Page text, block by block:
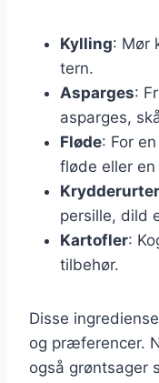
Kylling: Mør
tern.
Asparges:
asparges,
Fløde: For
fløde eller
Krydderurter
persille, dild
Kartofler:
tilbehør.
Disse
og præferencer.
også grøntsager